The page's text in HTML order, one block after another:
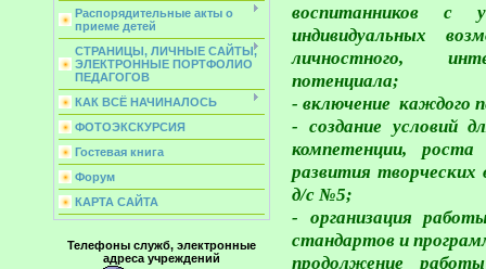
Распорядительные акты о
приеме детей
СТРАНИЦЫ, ЛИЧНЫЕ САЙТЫ,
ЭЛЕКТРОННЫЕ ПОРТФОЛИО
ПЕДАГОГОВ
КАК ВСЁ НАЧИНАЛОСЬ
ФОТОЭКСКУРСИЯ
Гостевая книга
Форум
КАРТА САЙТА
Телефоны служб, электронные
адреса учреждений
воспитанников с
индивидуальных
личностного,
потенциала;
- включение каждого
- создание условий
компетенции, роста
развития
д/с №5;
- организация
стандартов и
продолжение